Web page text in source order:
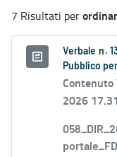
7 Risultati per
Verbale n .
Pubblico
Contenuto
2026 17.31